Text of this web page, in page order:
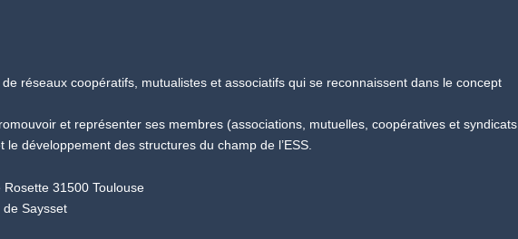
réseaux coopératifs, mutualistes et associatifs qui se reconnaissent dans le concept
et représenter ses membres (associations, mutuelles, coopératives et syndicats
le développement des structures du champ de l’ESS.
31500 Toulouse
Saysset